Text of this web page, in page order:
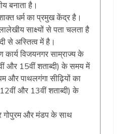
बनाता है।
धर्म का प्रमुख केंद्र है।
साक्ष्यों से पता चलता है
से अस्तित्व में है।
कार्य विजयनगर साम्राज्य के
और 15वीं शताब्दी) के समय में
और पाथलगंगा सीढ़ियों का
और 13वीं शताब्दी) के
गोपुरम और मंडप के साथ